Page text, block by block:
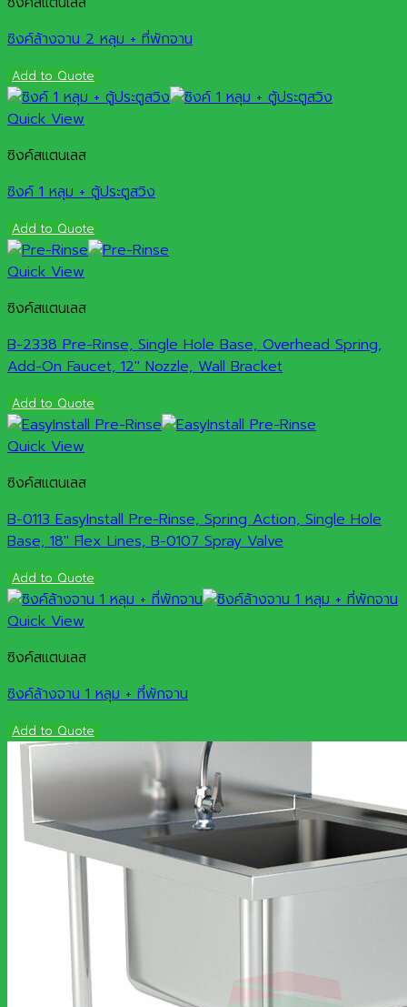
ซิงค์ล้างจาน 2 หลุม + ที่พักจาน
Add to Quote
Quick View
ซิงค์สแตนเลส
ซิงค์ 1 หลุม + ตู้ประตูสวิง
Add to Quote
Quick View
ซิงค์สแตนเลส
B-2338 Pre-Rinse, Single Hole Base, Overhead Spring,
Add-On Faucet, 12″ Nozzle, Wall Bracket
Add to Quote
Quick View
ซิงค์สแตนเลส
B-0113 EasyInstall Pre-Rinse, Spring Action, Single Hole
Base, 18″ Flex Lines, B-0107 Spray Valve
Add to Quote
Quick View
ซิงค์สแตนเลส
ซิงค์ล้างจาน 1 หลุม + ที่พักจาน
Add to Quote